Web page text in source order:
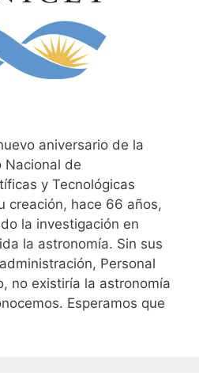
aniversario de la
Nacional de
y Tecnológicas
creación, hace 66 años,
la investigación en
la astronomía. Sin sus
Personal
no existiría la astronomía
Esperamos que